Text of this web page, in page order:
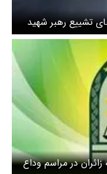
تشییع رهبر شهید
انقلاب چیست؟ + جزئیات محدودیت‌ها در ۲۲ منطقه
در مراسم وداع